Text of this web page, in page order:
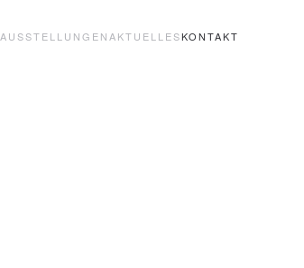
AUSSTELLUNGEN AKTUELLESKONTAKT